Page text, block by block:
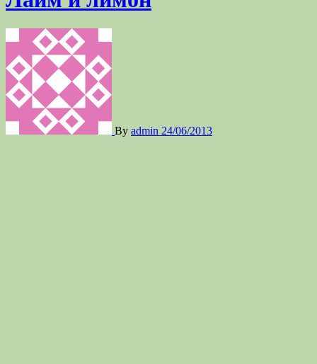
By admin 24/06/2013